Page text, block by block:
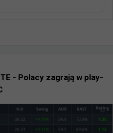
- Polacy zagrają w play-